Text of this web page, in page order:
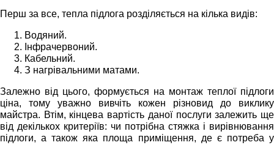
Перш за все, тепла підлога розділяється на кілька видів:
Водяний.
Інфрачервоний.
Кабельний.
З нагрівальними матами.
Залежно від цього, формується на монтаж теплої підлоги
ціна, тому уважно вивчіть кожен різновид до виклику
майстра. Втім, кінцева вартість даної послуги залежить ще
від декількох критеріїв: чи потрібна стяжка і вирівнювання
підлоги, а також яка площа приміщення, де є потреба у